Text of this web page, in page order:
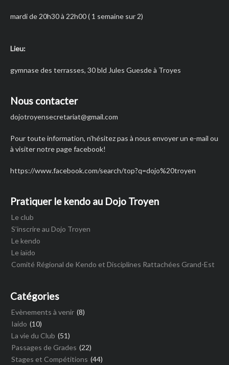
mardi de 20h30 à 22h00 ( 1 semaine sur 2)
Lieu:
gymnase des terrasses, 30 bld Jules Guesde à Troyes
Nous contacter
dojotroyensecretariat@gmail.com
Pour toute information, n’hésitez pas à nous envoyer un e-mail ou
à visiter notre page facebook!
https://www.facebook.com/search/top?q=dojo%20troyen
Pratiquer le kendo au Dojo Troyen
Le club
S’inscrire au Dojo Troyen
Le kendo
Le iaïdo
Comité Régional de Kendo et Disciplines Rattachées Grand-Est
Catégories
Evènements à venir (8)
Iaido (10)
La vie du Club (51)
Passages de Grades (22)
Stages et Compétitions (44)